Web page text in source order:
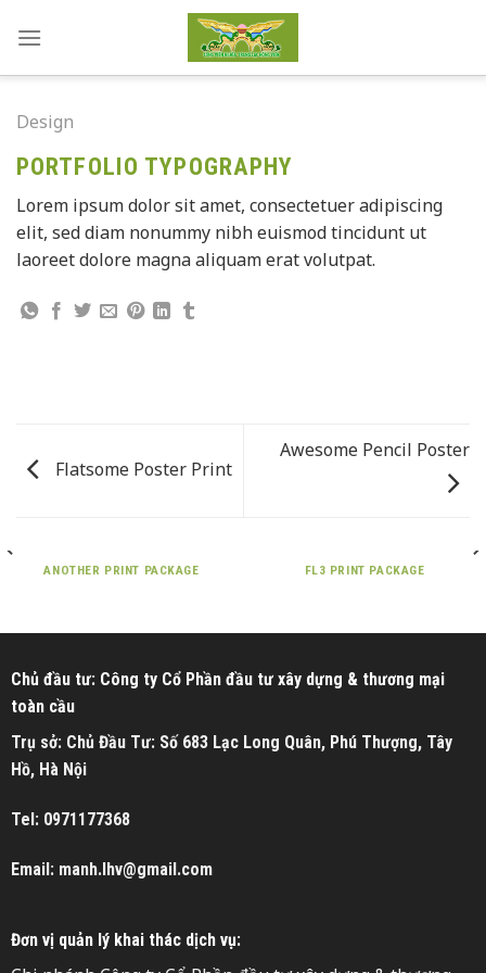
Design
PORTFOLIO TYPOGRAPHY
Lorem ipsum dolor sit amet, consectetuer adipiscing
elit, sed diam nonummy nibh euismod tincidunt ut
laoreet dolore magna aliquam erat volutpat.
Flatsome Poster Print
Awesome Pencil Poster
ANOTHER PRINT PACKAGE FL3 PRINT PACKAGE
Chủ đầu tư: Công ty Cổ Phần đầu tư xây dựng & thương mại
toàn cầu
Trụ sở: Chủ Đầu Tư: Số 683 Lạc Long Quân, Phú Thượng, Tây
Hồ, Hà Nội
Tel: 0971177368
Email: manh.lhv@gmail.com
Đơn vị quản lý khai thác dịch vụ: